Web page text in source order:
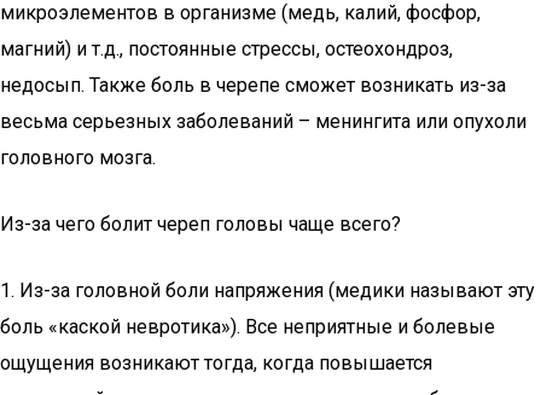
микроэлементов в организме (медь, калий, фосфор,
магний) и т.д., постоянные стрессы, остеохондроз,
недосып. Также боль в черепе сможет возникать из-за
весьма серьезных заболеваний – менингита или опухоли
головного мозга.
Из-за чего болит череп головы чаще всего?
1. Из-за головной боли напряжения (медики называют эту
боль «каской невротика»). Все неприятные и болевые
ощущения возникают тогда, когда повышается